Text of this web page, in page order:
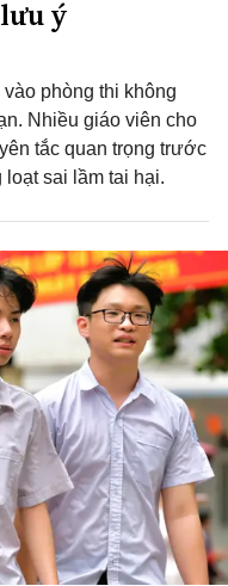
ý
phòng thi không
Nhiều giáo viên cho
tắc quan trọng trước
sai lầm tai hại.